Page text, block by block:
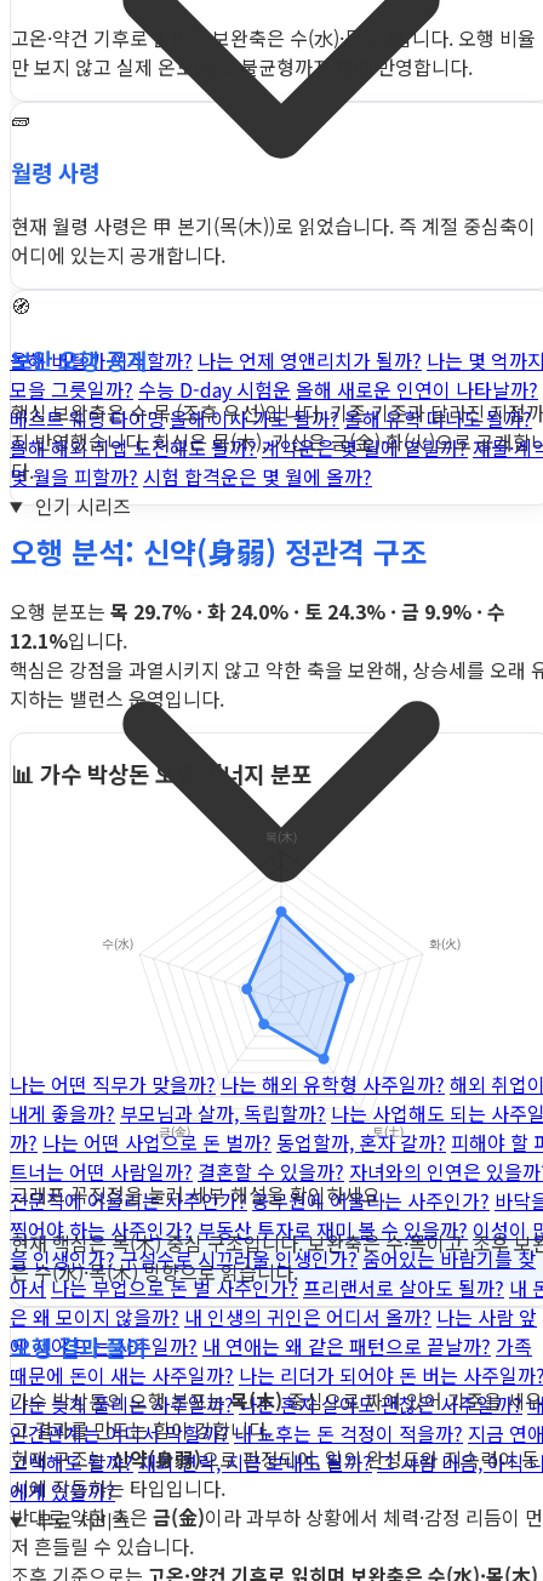
올해 버틸까 이직할까? 나는 언제 영앤리치가 될까? 나는 몇 억까
모을 그릇일까? 수능 D-day 시험운 올해 새로운 인연이 나타날까?
베스트 웨딩 타이밍 올해 이사 가도 될까?올해 유학 떠나도 될까?
올해 해외 취업 도전해도 될까?계약운은 몇 월에 열릴까?재물·계
몇 월을 피할까? 시험 합격운은 몇 월에 올까?
인기 시리즈
나는 어떤 직무가 맞을까? 나는 해외 유학형 사주일까? 해외 취업
내게 좋을까? 부모님과 살까, 독립할까?나는 사업해도 되는 사주
까? 나는 어떤 사업으로 돈 벌까? 동업할까, 혼자 갈까? 피해야 할
트너는 어떤 사람일까? 결혼할 수 있을까? 자녀와의 인연은 있을
전문직에 어울리는 사주인가? 공무원에 어울리는 사주인가? 바닥
찍어야 하는 사주인가? 부동산 투자로 재미 볼 수 있을까? 이성이
을 인생인가?구설수로 시끄러울 인생인가? 숨어있는 바람기를 찾
아서 나는 부업으로 돈 벌 사주인가?프리랜서로 살아도 될까? 내
은 왜 모이지 않을까?내 인생의 귀인은 어디서 올까?나는 사람 앞
에 서야 뜨는 사주일까? 내 연애는 왜 같은 패턴으로 끝날까? 가족
때문에 돈이 새는 사주일까? 나는 리더가 되어야 돈 버는 사주일까
나는 늦게 풀리는 사주일까?나는 혼자 살아도 괜찮은 사주일까?
인간관계는 어디서 막힐까?내 노후는 돈 걱정이 적을까? 지금 연
고백해도 될까?재회 연락, 지금 보내도 될까?그 사람 마음, 아직
에게 있을까?
무료 서비스
고온·약건 기후로 읽히며 보완축은 수(水)·목(木)입니다. 오행 비율
만 보지 않고 실제 온도·습도 불균형까지 함께 반영합니다.
🧱
월령 사령
현재 월령 사령은 甲 본기(목(木))로 읽었습니다. 즉 계절 중심축이
어디에 있는지 공개합니다.
🧭
보완 오행 공개
핵심 보완축은 수·목 (조후 우선)입니다. 기존 기준과 달라진 지점까
지 반영했습니다. 희신은 목(木), 기신은 금(金)·화(火)으로 공개합
다.
오행 분석: 신약(身弱) 정관격 구조
오행 분포는 목 29.7% · 화 24.0% · 토 24.3% · 금 9.9% · 수
12.1%입니다.
핵심은 강점을 과열시키지 않고 약한 축을 보완해, 상승세를 오래
지하는 밸런스 운영입니다.
📊 가수 박상돈 오행 에너지 분포
그래프 꼭짓점을 눌러 세부 해설을 확인하세요.
현재 핵심은 목(木) 중심 구조입니다. 보완축은 수·목이고, 조후 보
은 수(水)·목(木) 방향으로 읽습니다.
오행 결과 풀이
가수 박상돈의 오행 분포는목(木)중심으로 짜여 있어 기준을 세우
고 결과를 만드는 힘이 강합니다.
현재 구조는신약(身弱)으로 판정되어, 일의 완성도와 지속력이 동
시에 작동하는 타입입니다.
반대로 약한 축은 금(金)이라 과부하 상황에서 체력·감정 리듬이 먼
저 흔들릴 수 있습니다.
조후 기준으로는 고온·약건 기후로 읽히며 보완축은 수(水)·목(木)